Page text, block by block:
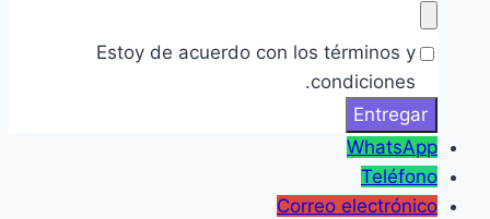
Estoy de acuerdo con los términos y
condiciones.
WhatsApp
Teléfono
Correo electrónico